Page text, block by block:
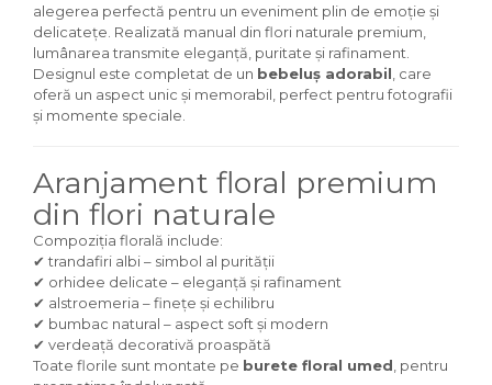
alegerea perfectă pentru un eveniment plin de emoție și
delicatețe. Realizată manual din flori naturale premium,
lumânarea transmite eleganță, puritate și rafinament.
Designul este completat de un bebeluș adorabil , care
oferă un aspect unic și memorabil, perfect pentru fotografii
și momente speciale.
Aranjament floral premium
din flori naturale
Compoziția florală include:
✔ trandafiri albi – simbol al purității
✔ orhidee delicate – eleganță și rafinament
✔ alstroemeria – finețe și echilibru
✔ bumbac natural – aspect soft și modern
✔ verdeață decorativă proaspătă
Toate florile sunt montate pe burete floral umed , pentru